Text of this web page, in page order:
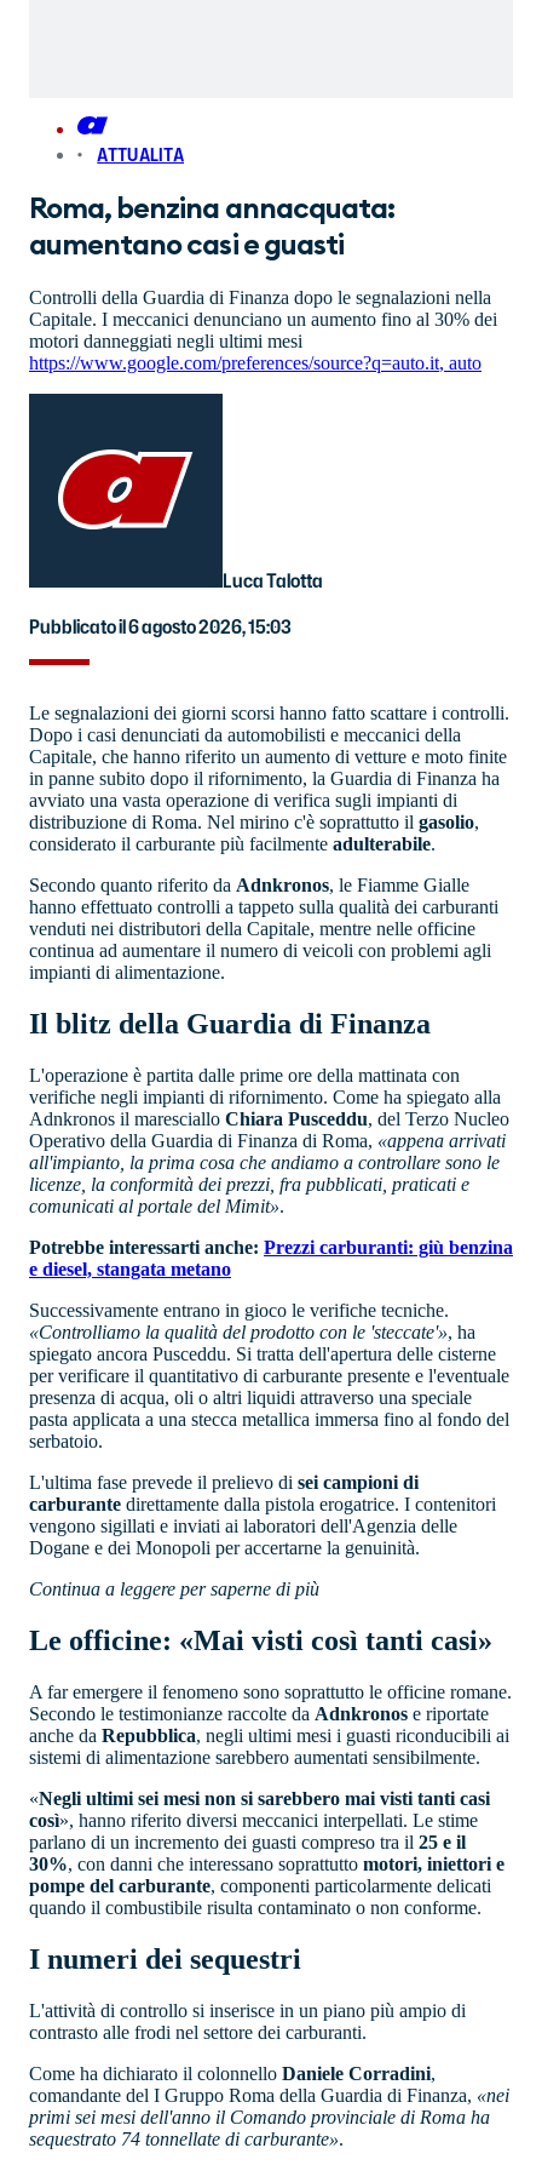
ATTUALITA
Roma, benzina annacquata:
aumentano casi e guasti
Controlli della Guardia di Finanza dopo le segnalazioni nella
Capitale. I meccanici denunciano un aumento fino al 30% dei
motori danneggiati negli ultimi mesi
https://www.google.com/preferences/source?q=auto.it, auto
Luca Talotta
Pubblicato il 6 agosto 2026, 15:03
Le segnalazioni dei giorni scorsi hanno fatto scattare i controlli.
Dopo i casi denunciati da automobilisti e meccanici della
Capitale, che hanno riferito un aumento di vetture e moto finite
in panne subito dopo il rifornimento, la Guardia di Finanza ha
avviato una vasta operazione di verifica sugli impianti di
distribuzione di Roma. Nel mirino c'è soprattutto il gasolio,
considerato il carburante più facilmente adulterabile.
Secondo quanto riferito da Adnkronos, le Fiamme Gialle
hanno effettuato controlli a tappeto sulla qualità dei carburanti
venduti nei distributori della Capitale, mentre nelle officine
continua ad aumentare il numero di veicoli con problemi agli
impianti di alimentazione.
Il blitz della Guardia di Finanza
L'operazione è partita dalle prime ore della mattinata con
verifiche negli impianti di rifornimento. Come ha spiegato alla
Adnkronos il maresciallo Chiara Pusceddu, del Terzo Nucleo
Operativo della Guardia di Finanza di Roma, «appena arrivati
all'impianto, la prima cosa che andiamo a controllare sono le
licenze, la conformità dei prezzi, fra pubblicati, praticati e
comunicati al portale del Mimit».
Potrebbe interessarti anche: Prezzi carburanti: giù benzina
e diesel, stangata metano
Successivamente entrano in gioco le verifiche tecniche.
«Controlliamo la qualità del prodotto con le 'steccate'», ha
spiegato ancora Pusceddu. Si tratta dell'apertura delle cisterne
per verificare il quantitativo di carburante presente e l'eventuale
presenza di acqua, oli o altri liquidi attraverso una speciale
pasta applicata a una stecca metallica immersa fino al fondo del
serbatoio.
L'ultima fase prevede il prelievo di sei campioni di
carburante direttamente dalla pistola erogatrice. I contenitori
vengono sigillati e inviati ai laboratori dell'Agenzia delle
Dogane e dei Monopoli per accertarne la genuinità.
Continua a leggere per saperne di più
Le officine: «Mai visti così tanti casi»
A far emergere il fenomeno sono soprattutto le officine romane.
Secondo le testimonianze raccolte da Adnkronos e riportate
anche da Repubblica, negli ultimi mesi i guasti riconducibili ai
sistemi di alimentazione sarebbero aumentati sensibilmente.
«Negli ultimi sei mesi non si sarebbero mai visti tanti casi
così», hanno riferito diversi meccanici interpellati. Le stime
parlano di un incremento dei guasti compreso tra il 25 e il
30%, con danni che interessano soprattutto motori, iniettori e
pompe del carburante, componenti particolarmente delicati
quando il combustibile risulta contaminato o non conforme.
I numeri dei sequestri
L'attività di controllo si inserisce in un piano più ampio di
contrasto alle frodi nel settore dei carburanti.
Come ha dichiarato il colonnello Daniele Corradini,
comandante del I Gruppo Roma della Guardia di Finanza, «nei
primi sei mesi dell'anno il Comando provinciale di Roma ha
sequestrato 74 tonnellate di carburante».